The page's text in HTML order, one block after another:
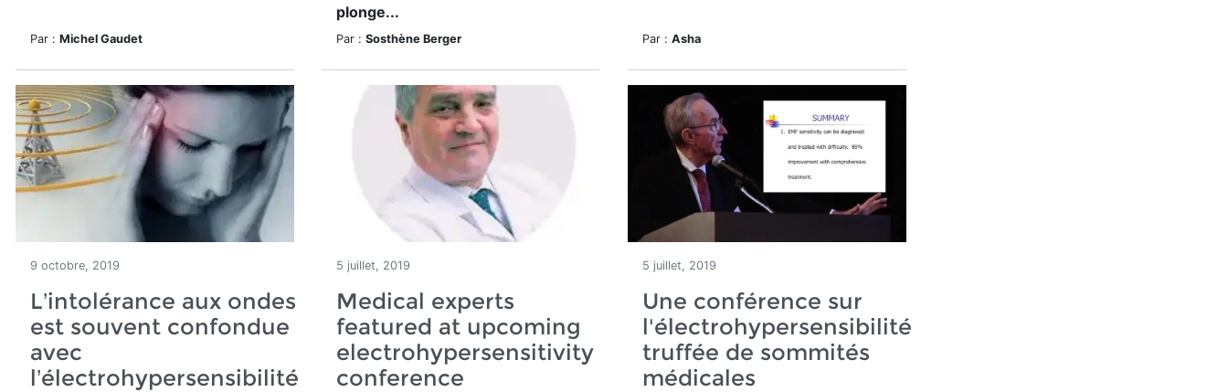
Par : Michel Gaudet
plonge...
Par : Sosthène Berger Par : Asha
9 octobre, 2019
L’intolérance aux ondes
est souvent confondue
avec
l’électrohypersensibilité
5 juillet, 2019
Medical experts
featured at upcoming
electrohypersensitivity
conference
5 juillet, 2019
Une conférence sur
l'électrohypersensibilité
truffée de sommités
médicales